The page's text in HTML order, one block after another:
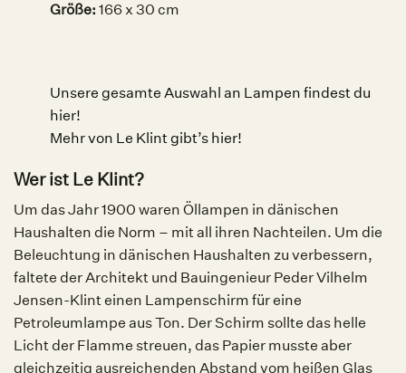
Größe: 166 x 30 cm
Unsere gesamte Auswahl an Lampen findest du
hier!
Mehr von Le Klint gibt’s hier!
Wer ist Le Klint?
Um das Jahr 1900 waren Öllampen in dänischen
Haushalten die Norm – mit all ihren Nachteilen. Um die
Beleuchtung in dänischen Haushalten zu verbessern,
faltete der Architekt und Bauingenieur Peder Vilhelm
Jensen-Klint einen Lampenschirm für eine
Petroleumlampe aus Ton. Der Schirm sollte das helle
Licht der Flamme streuen, das Papier musste aber
gleichzeitig ausreichenden Abstand vom heißen Glas